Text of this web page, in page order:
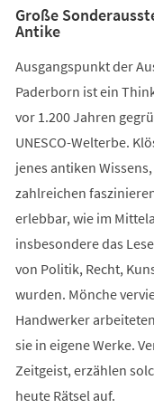
Große
Antike
Ausgangspunkt der
Paderborn ist ein
vor 1.200 Jahren
UNESCO-Welterbe.
jenes antiken
zahlreichen
erlebbar, wie im
insbesondere das
von Politik, Recht,
wurden. Mönche
Handwerker
sie in eigene Werke.
Zeitgeist, erzählen
heute Rätsel auf.